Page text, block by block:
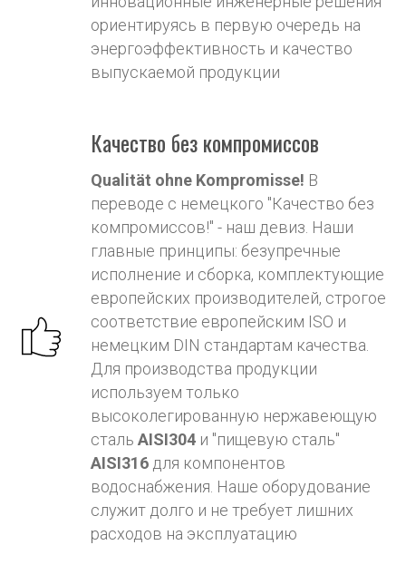
ориентируясь в первую очередь на
энергоэффективность и качество
выпускаемой продукции
Качество без компромиссов
Qualität ohne Kompromisse! В
переводе с немецкого "Качество без
компромиссов!" - наш девиз. Наши
главные принципы: безупречные
исполнение и сборка, комплектующие
европейских производителей, строгое
соответствие европейским ISO и
немецким DIN стандартам качества
Для производства продукции
используем только
высоколегированную нержавеющую
сталь AISI304 и "пищевую сталь"
AISI316 для компонентов
водоснабжения . Наше оборудование
служит долго и не требует лишних
расходов на эксплуатацию